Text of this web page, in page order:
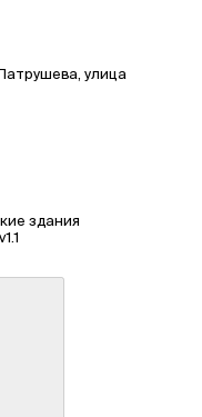
улица
здания